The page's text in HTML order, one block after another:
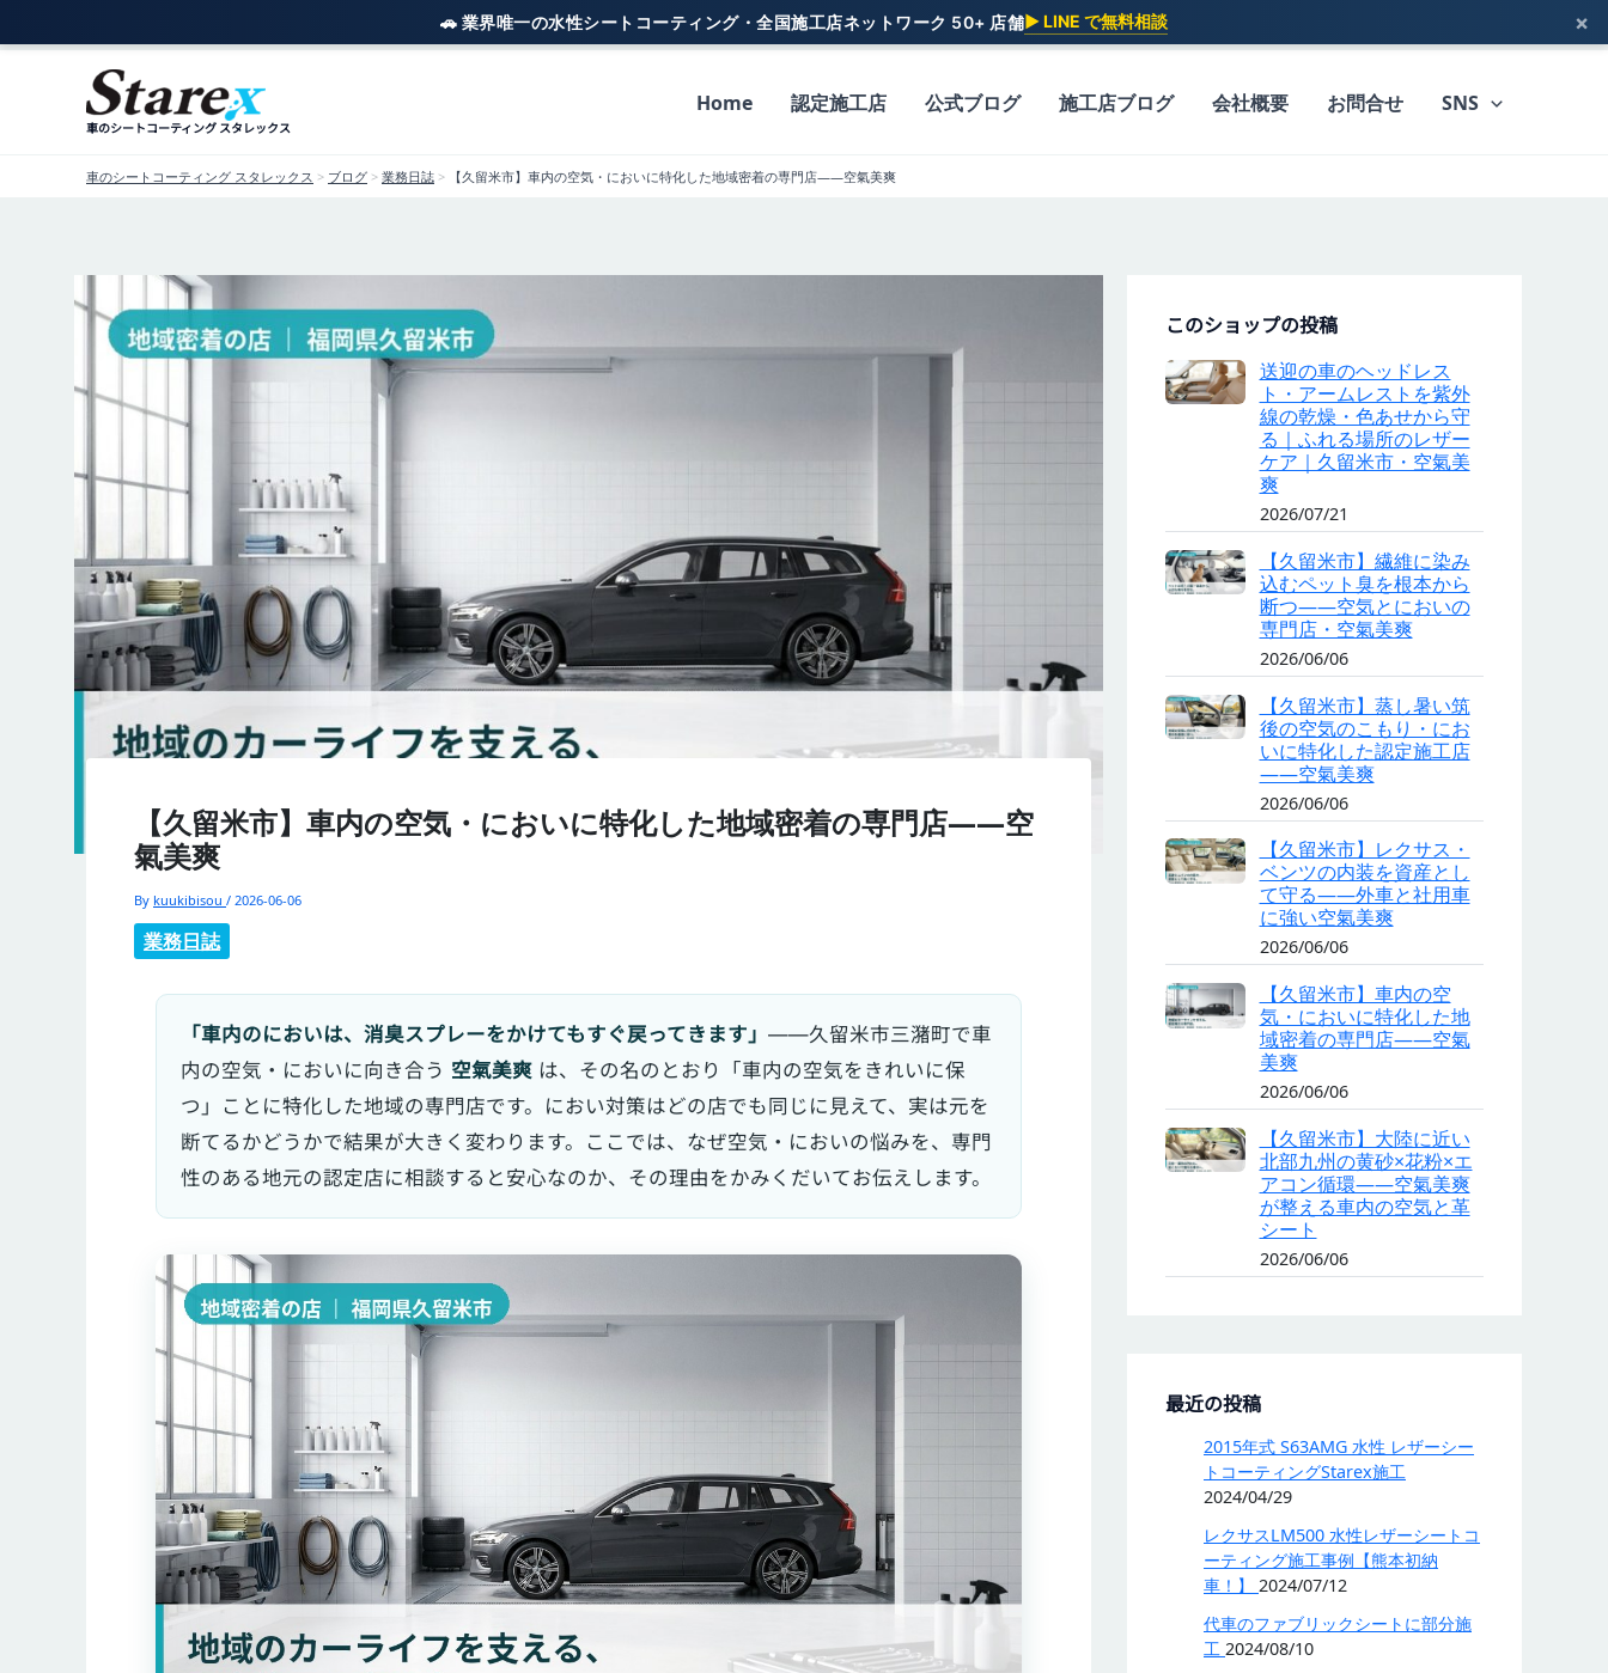
🚗 業界唯一の水性シートコーティング・全国施工店ネットワーク 50+ 店舗▶ LINE で無料相談 ×
車のシートコーティング スタレックス
Home 認定施工店 公式ブログ 施工店ブログ 会社概要 お問合せ SNS
車のシートコーティング スタレックス > ブログ > 業務日誌 > 【久留米市】車内の空気・においに特化した地域密着の専門店——空氣美爽
【久留米市】車内の空気・においに特化した地域密着の専門店——空
氣美爽
By kuukibisou / 2026-06-06
業務日誌
「車内のにおいは、消臭スプレーをかけてもすぐ戻ってきます」 ——久留米市三潴町で車
内の空気・においに向き合う 空氣美爽 は、その名のとおり「車内の空気をきれいに保
つ」ことに特化した地域の専門店です。におい対策はどの店でも同じに見えて、実は元を
断てるかどうかで結果が大きく変わります。ここでは、なぜ空気・においの悩みを、専門
性のある地元の認定店に相談すると安心なのか、その理由をかみくだいてお伝えします。
このショップの投稿
送迎の車のヘッドレス
ト・アームレストを紫外
線の乾燥・色あせから守
る｜ふれる場所のレザー
ケア｜久留米市・空氣美
爽
2026/07/21
【久留米市】繊維に染み
込むペット臭を根本から
断つ——空気とにおいの
専門店・空氣美爽
2026/06/06
【久留米市】蒸し暑い筑
後の空気のこもり・にお
いに特化した認定施工店
——空氣美爽
2026/06/06
【久留米市】レクサス・
ベンツの内装を資産とし
て守る——外車と社用車
に強い空氣美爽
2026/06/06
【久留米市】車内の空
気・においに特化した地
域密着の専門店——空氣
美爽
2026/06/06
【久留米市】大陸に近い
北部九州の黄砂×花粉×エ
アコン循環——空氣美爽
が整える車内の空気と革
シート
2026/06/06
最近の投稿
2015年式 S63AMG 水性 レザーシー
トコーティングStarex施工
2024/04/29
レクサスLM500 水性レザーシートコ
ーティング施工事例【熊本初納
車！】 2024/07/12
代車のファブリックシートに部分施
工 2024/08/10